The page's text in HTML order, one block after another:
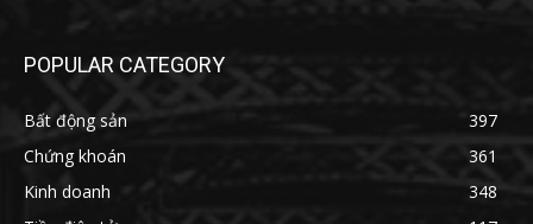
POPULAR CATEGORY
Bất động sản
397
Chứng khoán
361
Kinh doanh
348